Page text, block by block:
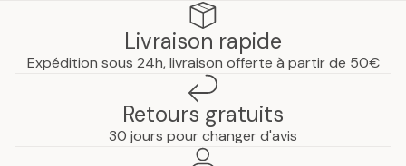
Livraison rapide
Expédition sous 24h, livraison offerte à partir de 50€
Retours gratuits
30 jours pour changer d'avis